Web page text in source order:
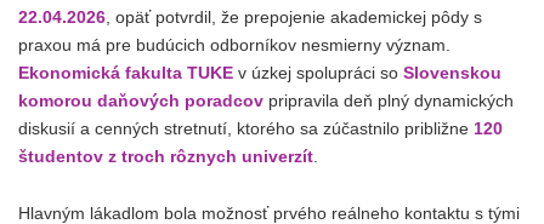
22.04.2026 , opäť potvrdil, že prepojenie akademickej pôdy s
praxou má pre budúcich odborníkov nesmierny význam.
Ekonomická fakulta TUKE v úzkej spolupráci so Slovenskou
komorou daňových poradcov pripravila deň plný dynamických
diskusií a cenných stretnutí, ktorého sa zúčastnilo približne 120
študentov z troch rôznych univerzít
Hlavným lákadlom bola možnosť prvého reálneho kontaktu s tými